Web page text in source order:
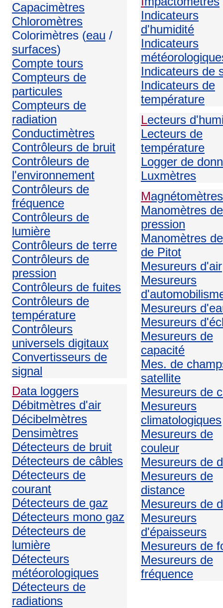
Capacimètres
Chloromètres
Colorimètres (eau /
surfaces)
Compte tours
Compteurs de
particules
Compteurs de
radiation
Conductimètres
Contrôleurs de bruit
Contrôleurs de
l'environnement
Contrôleurs de
fréquence
Contrôleurs de
lumière
Contrôleurs de terre
Contrôleurs de
pression
Contrôleurs de fuites
Contrôleurs de
température
Contrôleurs
universels digitaux
Convertisseurs de
signal
Data loggers
Débitmètres d'air
Décibelmètres
Densimètres
Détecteurs de bruit
Détecteurs de câbles
Détecteurs de
courant
Détecteurs de gaz
Détecteurs mono gaz
Détecteurs de
lumière
Détecteurs
météorologiques
Détecteurs de
radiations
Indicateurs
d'humidité
Indicateurs
Indicateurs de
Indicateurs de
température
Lecteurs
Lecteurs de
température
Logger de
Luxmètres
Magnétomètres
Manomètres de
pression
Manomètres
de Pitot
Mesureurs d'air
Mesureurs
Mesureurs
Mesureurs
Mesureurs de
capacité
Mes. de
satellite
Mesureurs de
Mesureurs
climatologiques
Mesureurs de
couleur
Mesureurs de
Mesureurs de
distance
Mesureurs de
Mesureurs
d'épaisseurs
Mesureurs de
Mesureurs de
fréquence